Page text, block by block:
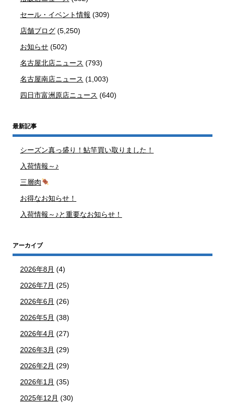
セール・イベント情報 (309)
店舗ブログ (5,250)
お知らせ (502)
名古屋北店ニュース (793)
名古屋南店ニュース (1,003)
四日市富洲原店ニュース (640)
最新記事
シーズン真っ盛り！鮎竿買い取りました！
入荷情報～♪
三層肉
お得なお知らせ！
入荷情報～♪と重要なお知らせ！
アーカイブ
2026年8月 (4)
2026年7月 (25)
2026年6月 (26)
2026年5月 (38)
2026年4月 (27)
2026年3月 (29)
2026年2月 (29)
2026年1月 (35)
2025年12月 (30)